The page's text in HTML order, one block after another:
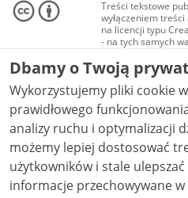
Treści tekstowe
wyłączeniem
na licencji typu
- na tych samych
Materiały
audio i wideo, są
Creative
niekomercyjne -
NC-ND 4.0), o ile
Dbamy o Twoją
Wykorzystujemy pliki cookie
prawidłowego
analizy ruchu i optymalizacji
możemy lepiej dostosować
użytkowników i stale ulepszać nasze
informacje przechowywane